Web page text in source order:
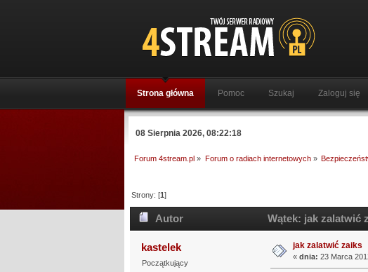
Strona główna Pomoc Szukaj Zaloguj się
08 Sierpnia 2026, 08:22:18
Forum 4stream.pl » Forum o radiach internetowych»
Strony: [1]
Autor Wątek: jak zalatwić
kastelek
Początkujący
jak zalatwić zaiks
« dnia: 23 Marca